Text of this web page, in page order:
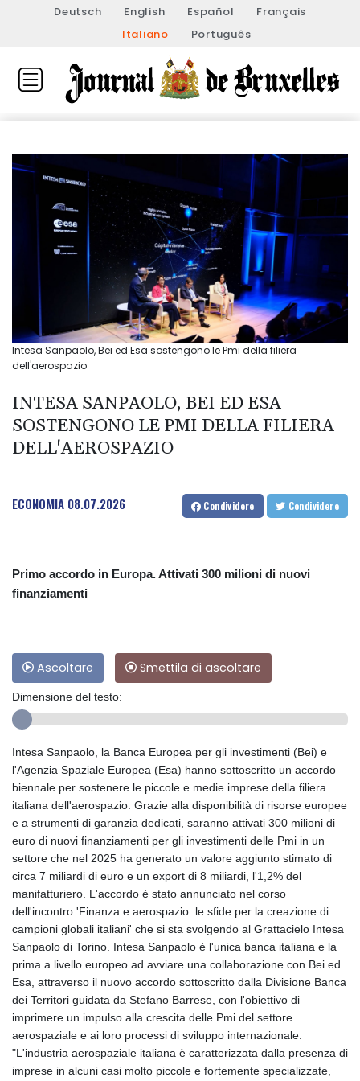
Deutsch English Español
Français
Italiano
Português
Intesa Sanpaolo, Bei ed Esa sostengono le Pmi della filiera
dell'aerospazio
INTESA SANPAOLO, BEI ED ESA
SOSTENGONO LE PMI DELLA FILIERA
DELL'AEROSPAZIO
ECONOMIA 08.07.2026 Condividere Condividere
Primo accordo in Europa. Attivati 300 milioni di nuovi
finanziamenti
Ascoltare Smettila di ascoltare
Dimensione del testo:
Intesa Sanpaolo, la Banca Europea per gli investimenti (Bei) e
l'Agenzia Spaziale Europea (Esa) hanno sottoscritto un accordo
biennale per sostenere le piccole e medie imprese della filiera
italiana dell'aerospazio. Grazie alla disponibilità di risorse europee
e a strumenti di garanzia dedicati, saranno attivati 300 milioni di
euro di nuovi finanziamenti per gli investimenti delle Pmi in un
settore che nel 2025 ha generato un valore aggiunto stimato di
circa 7 miliardi di euro e un export di 8 miliardi, l'1,2% del
manifatturiero. L'accordo è stato annunciato nel corso
dell'incontro 'Finanza e aerospazio: le sfide per la creazione di
campioni globali italiani' che si sta svolgendo al Grattacielo Intesa
Sanpaolo di Torino. Intesa Sanpaolo è l'unica banca italiana e la
prima a livello europeo ad avviare una collaborazione con Bei ed
Esa, attraverso il nuovo accordo sottoscritto dalla Divisione Banca
dei Territori guidata da Stefano Barrese, con l'obiettivo di
imprimere un impulso alla crescita delle Pmi del settore
aerospaziale e ai loro processi di sviluppo internazionale.
"L'industria aerospaziale italiana è caratterizzata dalla presenza di
imprese in alcuni casi molto piccole e fortemente specializzate,